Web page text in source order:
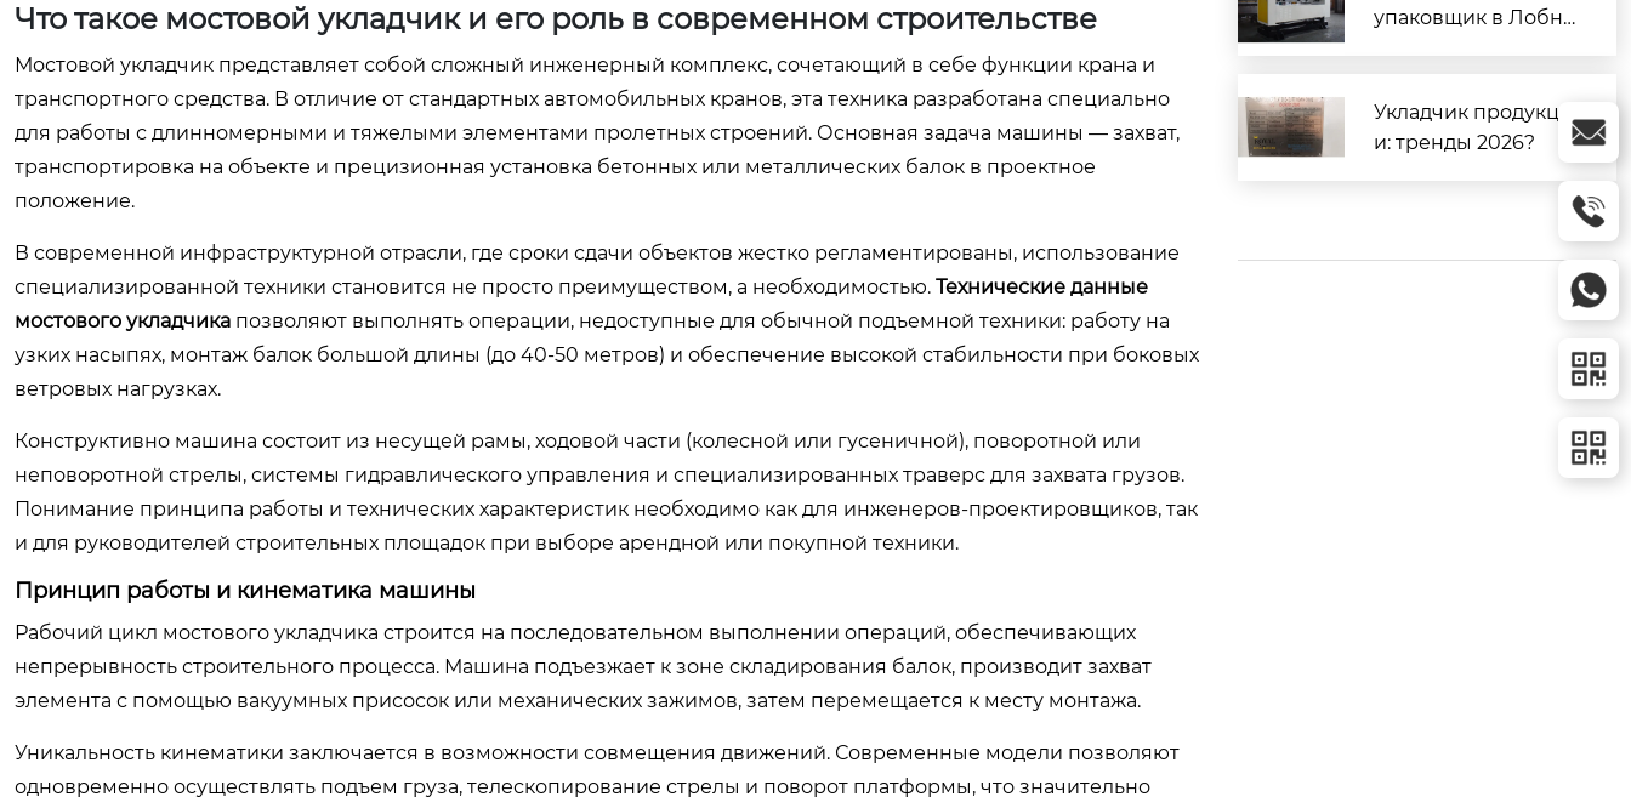
Что такое мостовой укладчик и его роль в современном строительстве
Мостовой укладчик представляет собой сложный инженерный комплекс, сочетающий в себе функции крана и
транспортного средства. В отличие от стандартных автомобильных кранов, эта техника разработана специально
для работы с длинномерными и тяжелыми элементами пролетных строений. Основная задача машины — захват,
транспортировка на объекте и прецизионная установка бетонных или металлических балок в проектное
положение.
В современной инфраструктурной отрасли, где сроки сдачи объектов жестко регламентированы, использование
специализированной техники становится не просто преимуществом, а необходимостью. Технические данные
мостового укладчика позволяют выполнять операции, недоступные для обычной подъемной техники: работу на
узких насыпях, монтаж балок большой длины (до 40-50 метров) и обеспечение высокой стабильности при боковых
ветровых нагрузках.
Конструктивно машина состоит из несущей рамы, ходовой части (колесной или гусеничной), поворотной или
неповоротной стрелы, системы гидравлического управления и специализированных траверс для захвата грузов.
Понимание принципа работы и технических характеристик необходимо как для инженеров-проектировщиков, так
и для руководителей строительных площадок при выборе арендной или покупной техники.
Принцип работы и кинематика машины
Рабочий цикл мостового укладчика строится на последовательном выполнении операций, обеспечивающих
непрерывность строительного процесса. Машина подъезжает к зоне складирования балок, производит захват
элемента с помощью вакуумных присосок или механических зажимов, затем перемещается к месту монтажа.
Уникальность кинематики заключается в возможности совмещения движений. Современные модели позволяют
одновременно осуществлять подъем груза, телескопирование стрелы и поворот платформы, что значительно
упаковщик в Лобне:
Укладчик продукци
и: тренды 2026?